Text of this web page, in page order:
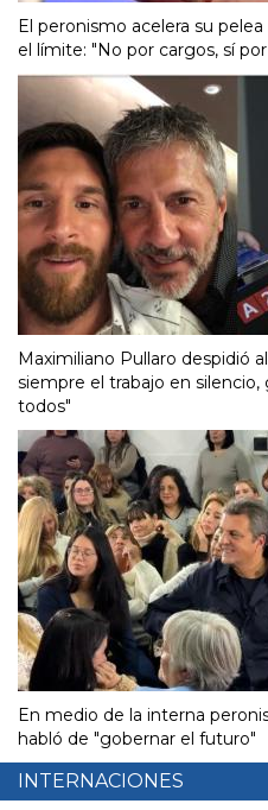
El peronismo acelera su
el límite: "No por cargos, sí
Maximiliano Pullaro despidió
siempre el trabajo en
todos"
En medio de la interna
habló de "gobernar el futuro"
INTERNACIONES